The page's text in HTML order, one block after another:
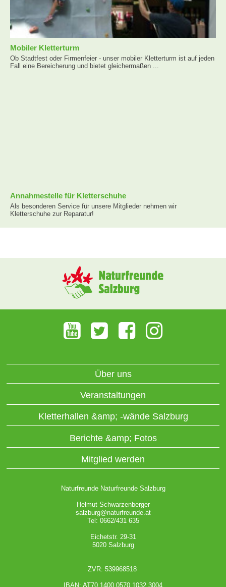
Mobiler Kletterturm
Ob Stadtfest oder Firmenfeier - unser mobiler Kletterturm ist auf jeden
Fall eine Bereicherung und bietet gleichermaßen ...
Annahmestelle für Kletterschuhe
Als besonderen Service für unsere Mitglieder nehmen wir
Kletterschuhe zur Reparatur!
Über uns
Veranstaltungen
Kletterhallen &amp; -wände Salzburg
Berichte &amp; Fotos
Mitglied werden
Naturfreunde Naturfreunde Salzburg
Helmut Schwarzenberger
salzburg@naturfreunde.at
Tel: 0662/431 635
Eichetstr. 29-31
5020 Salzburg
ZVR: 539968518
IBAN: AT70 1400 0570 1032 3004